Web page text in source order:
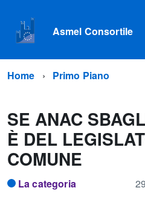
Asmel Consortile
Home Primo Piano
SE ANAC
È DEL
COMUNE
La categoria